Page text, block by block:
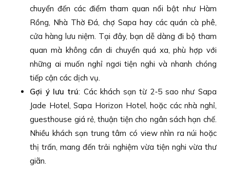
chuyển đến các điểm tham quan nổi bật như Hàm
Rồng, Nhà Thờ Đá, chợ Sapa hay các quán cà phê,
cửa hàng lưu niệm. Tại đây, bạn dễ dàng đi bộ tham
quan mà không cần di chuyển quá xa, phù hợp với
những ai muốn nghỉ ngơi tiện nghi và nhanh chóng
tiếp cận các dịch vụ.
Gợi ý lưu trú: Các khách sạn từ 2‑5 sao như Sapa
Jade Hotel, Sapa Horizon Hotel, hoặc các nhà nghỉ,
guesthouse giá rẻ, thuận tiện cho ngân sách hạn chế.
Nhiều khách sạn trung tâm có view nhìn ra núi hoặc
thị trấn, mang đến trải nghiệm vừa tiện nghi vừa thư
giãn.